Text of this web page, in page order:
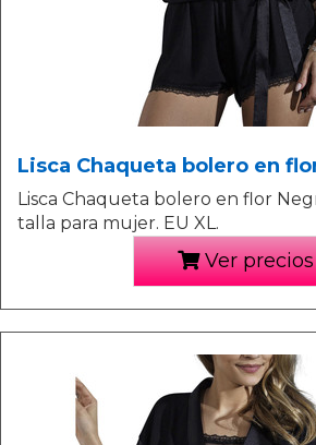
Lisca Chaqueta bolero en
Lisca Chaqueta bolero en flor
talla para mujer. EU XL.
Ver